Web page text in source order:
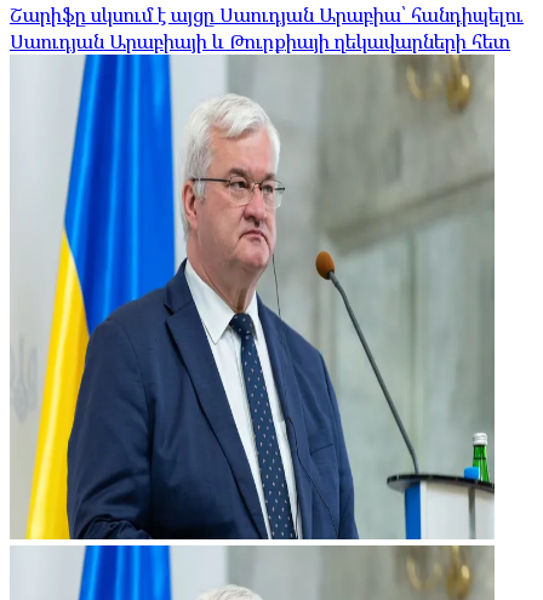
Շարիֆը սկսում է այցը Սաուդյան Արաբիա՝ հանդիպելու
Սաուդյան Արաբիայի և Թուրքիայի ղեկավարների հետ